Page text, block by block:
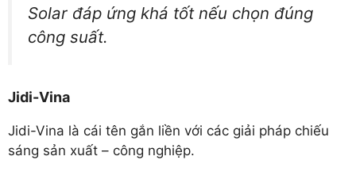
Solar đáp ứng khá tốt nếu chọn đúng
công suất.
Jidi-Vina
Jidi-Vina là cái tên gắn liền với các giải pháp chiếu
sáng sản xuất – công nghiệp.